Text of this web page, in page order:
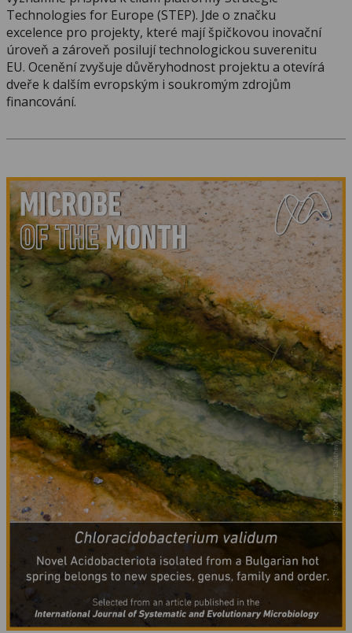
Technologies for Europe (STEP). Jde o značku
excelence pro projekty, které mají špičkovou inovační
úroveň a zároveň posilují technologickou suverenitu
EU. Ocenění zvyšuje důvěryhodnost projektu a otevírá
dveře k dalším evropským i soukromým zdrojům
financování.